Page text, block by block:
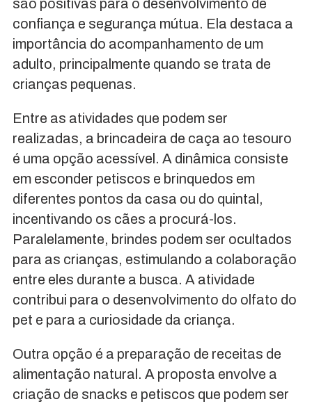
são positivas para o desenvolvimento de
confiança e segurança mútua. Ela destaca a
importância do acompanhamento de um
adulto, principalmente quando se trata de
crianças pequenas.
Entre as atividades que podem ser
realizadas, a brincadeira de caça ao tesouro
é uma opção acessível. A dinâmica consiste
em esconder petiscos e brinquedos em
diferentes pontos da casa ou do quintal,
incentivando os cães a procurá-los.
Paralelamente, brindes podem ser ocultados
para as crianças, estimulando a colaboração
entre eles durante a busca. A atividade
contribui para o desenvolvimento do olfato do
pet e para a curiosidade da criança.
Outra opção é a preparação de receitas de
alimentação natural. A proposta envolve a
criação de snacks e petiscos que podem ser